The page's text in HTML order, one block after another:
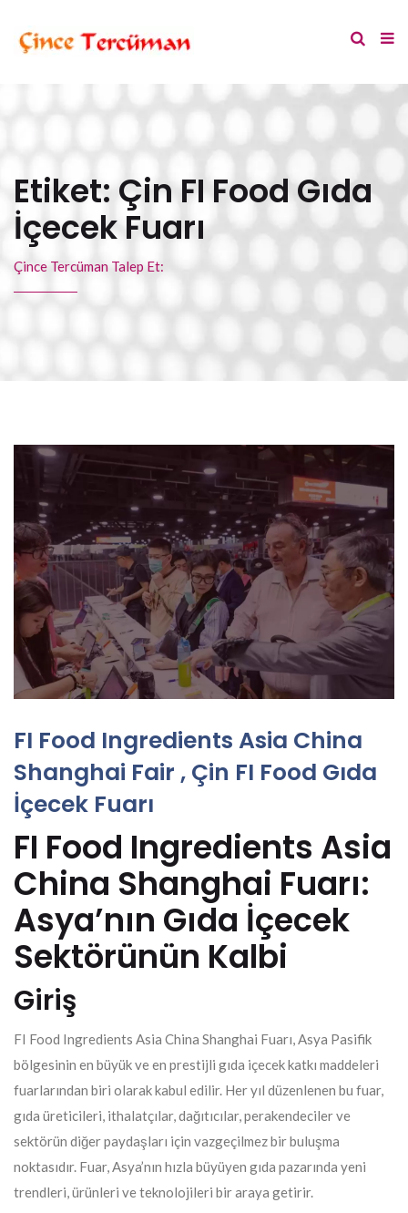
Etiket:Çin FI Food Gıda
İçecek Fuarı
Çince Tercüman Talep Et:
FI Food Ingredients Asia China
Shanghai Fair , Çin FI Food Gıda
İçecek Fuarı
FI Food Ingredients Asia
China Shanghai Fuarı:
Asya’nın Gıda İçecek
Sektörünün Kalbi
Giriş
FI Food Ingredients Asia China Shanghai Fuarı, Asya Pasifik
bölgesinin en büyük ve en prestijli gıda içecek katkı maddeleri
fuarlarından biri olarak kabul edilir. Her yıl düzenlenen bu fuar,
gıda üreticileri, ithalatçılar, dağıtıcılar, perakendeciler ve
sektörün diğer paydaşları için vazgeçilmez bir buluşma
noktasıdır. Fuar, Asya’nın hızla büyüyen gıda pazarında yeni
trendleri, ürünleri ve teknolojileri bir araya getirir.